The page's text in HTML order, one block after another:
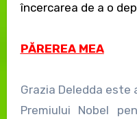
încercarea de a o
PĂREREA MEA
Grazia Deledda
Premiului Nobel